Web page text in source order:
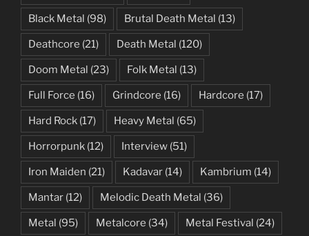
Black Metal (98) Brutal Death Metal (13)
Deathcore (21) Death Metal (120)
Doom Metal (23) Folk Metal (13)
Full Force (16) Grindcore (16) Hardcore (17)
Hard Rock (17) Heavy Metal (65)
Horrorpunk (12) Interview (51)
Iron Maiden (21) Kadavar (14) Kambrium (14)
Mantar (12) Melodic Death Metal (36)
Metal (95) Metalcore (34) Metal Festival (24)